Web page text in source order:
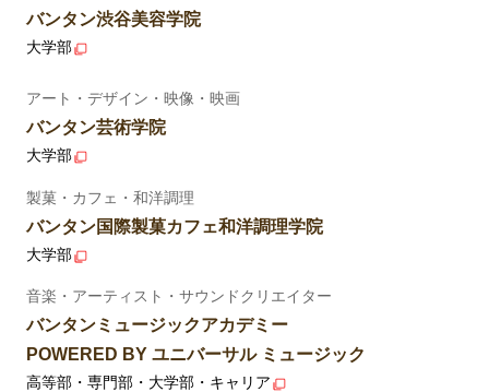
バンタン渋谷美容学院
大学部
アート・デザイン・映像・映画
バンタン芸術学院
大学部
製菓・カフェ・和洋調理
バンタン国際製菓カフェ和洋調理学院
大学部
音楽・アーティスト・サウンドクリエイター
バンタンミュージックアカデミー
POWERED BY ユニバーサル ミュージック
高等部・専門部・大学部・キャリア